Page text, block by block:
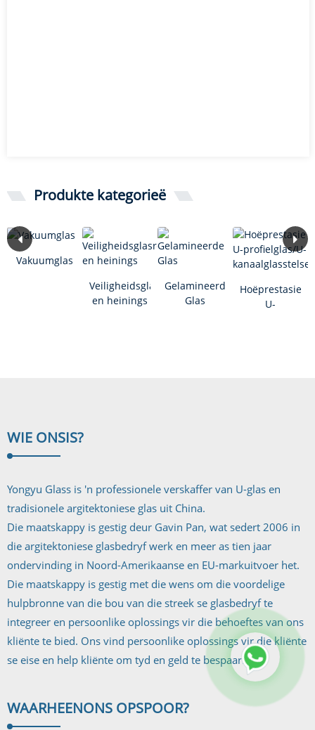
Produkte kategorieë
Vakuumglas
Veiligheidsglasrelings
en heinings
Gelamineerde
Glas
Hoëprestasie
U-
WIE ONSIS?
Yongyu Glass is 'n professionele verskaffer van U-glas en
tradisionele argitektoniese glas uit China.
Die maatskappy is gestig deur Gavin Pan, wat sedert 2006 in
die argitektoniese glasbedryf werk en meer as tien jaar
ondervinding in Noord-Amerikaanse en EU-markuitvoer het.
Die maatskappy is gestig met die wens om die voordelige
hulpbronne van die bou van die streek se glasbedryf te
integreer en persoonlike oplossings vir die behoeftes van ons
kliënte te bied. Ons vind persoonlike oplossings vir die kliënte
se eise en help kliënte om tyd en geld te bespaar.
WAARHEENONS OPSPOOR?